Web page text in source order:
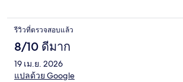
รีวิวที่ตรวจสอบแล้ว
8/10 ดีมาก
19 เม.ย. 2026
แปลด้วย Google